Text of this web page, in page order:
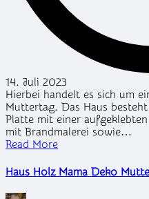
14. Juli 2023
Hierbei handelt es sich um
Muttertag. Das Haus
Platte mit einer
mit Brandmalerei sowie…
Read More
Haus Holz Mama Deko